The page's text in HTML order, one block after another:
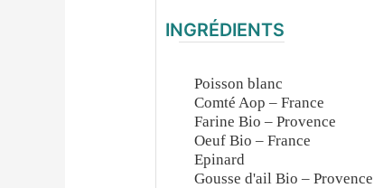
INGRÉDIENTS
Poisson blanc
Comté Aop – France
Farine Bio – Provence
Oeuf Bio – France
Epinard
Gousse d'ail Bio – Provence